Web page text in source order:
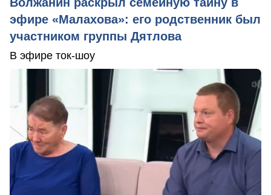
эфире «Малахова»: его родственник был
участником группы Дятлова
В эфире ток-шоу